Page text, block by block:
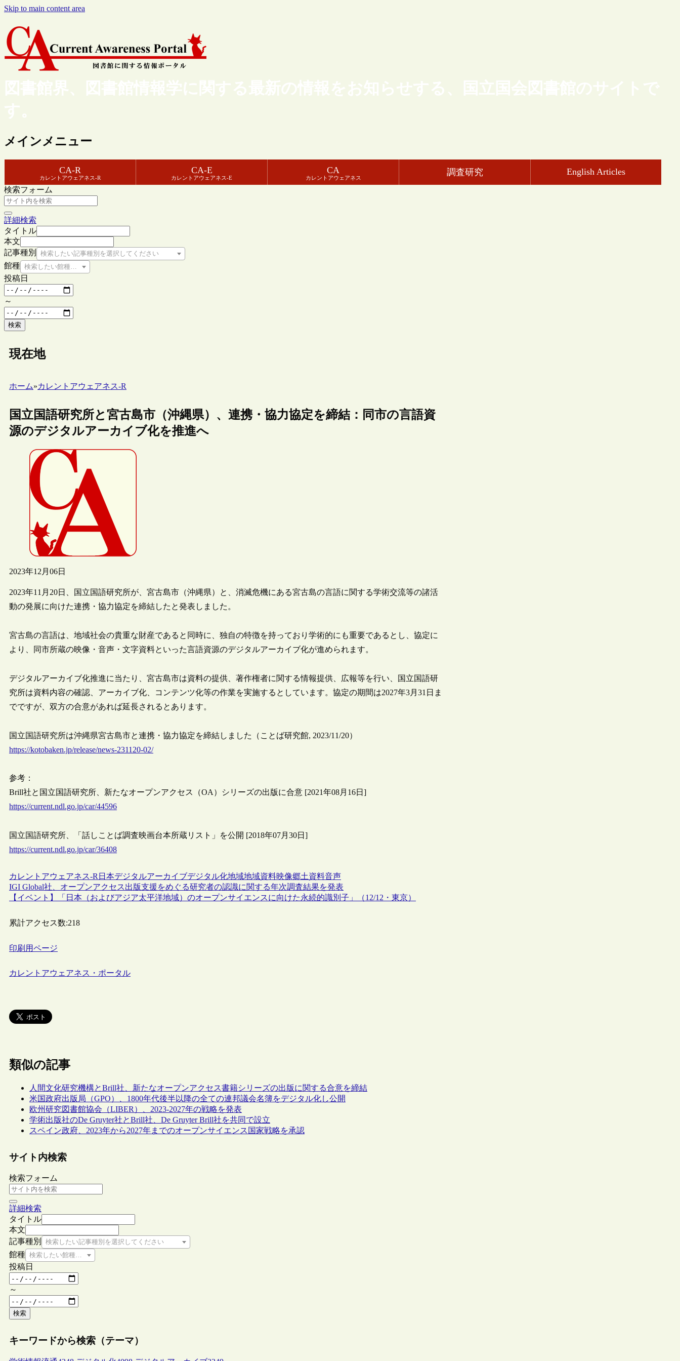
Skip to main content area
図書館界、図書館情報学に関する最新の情報をお知らせする、国立国会図書館のサイトで
す。
メインメニュー
CA-R
カレントアウェアネス-R
CA-E
カレントアウェアネス-E
CA
カレントアウェアネス
調査研究 English Articles
検索フォーム
詳細検索
タイトル
本文
記事種別
検索したい記事種別を選択してください
館種 検索したい館種を選択してください
投稿日
～
検索
現在地
ホーム»カレントアウェアネス-R
国立国語研究所と宮古島市（沖縄県）、連携・協力協定を締結：同市の言語資
源のデジタルアーカイブ化を推進へ
2023年12月06日
2023年11月20日、国立国語研究所が、宮古島市（沖縄県）と、消滅危機にある宮古島の言語に関する学術交流等の諸活
動の発展に向けた連携・協力協定を締結したと発表しました。
宮古島の言語は、地域社会の貴重な財産であると同時に、独自の特徴を持っており学術的にも重要であるとし、協定に
より、同市所蔵の映像・音声・文字資料といった言語資源のデジタルアーカイブ化が進められます。
デジタルアーカイブ化推進に当たり、宮古島市は資料の提供、著作権者に関する情報提供、広報等を行い、国立国語研
究所は資料内容の確認、アーカイブ化、コンテンツ化等の作業を実施するとしています。協定の期間は2027年3月31日ま
でですが、双方の合意があれば延長されるとあります。
国立国語研究所は沖縄県宮古島市と連携・協力協定を締結しました（ことば研究館, 2023/11/20）
https://kotobaken.jp/release/news-231120-02/
参考：
Brill社と国立国語研究所、新たなオープンアクセス（OA）シリーズの出版に合意 [2021年08月16日]
https://current.ndl.go.jp/car/44596
国立国語研究所、「話しことば調査映画台本所蔵リスト」を公開 [2018年07月30日]
https://current.ndl.go.jp/car/36408
カレントアウェアネス-R 日本デジタルアーカイブデジタル化地域地域資料映像郷土資料音声
IGI Global社、オープンアクセス出版支援をめぐる研究者の認識に関する年次調査結果を発表
【イベント】「日本（およびアジア太平洋地域）のオープンサイエンスに向けた永続的識別子」（12/12・東京）
累計アクセス数:218
印刷用ページ
カレントアウェアネス・ポータル
類似の記事
人間文化研究機構とBrill社、新たなオープンアクセス書籍シリーズの出版に関する合意を締結
米国政府出版局（GPO）、1800年代後半以降の全ての連邦議会名簿をデジタル化し公開
欧州研究図書館協会（LIBER）、2023-2027年の戦略を発表
学術出版社のDe Gruyter社とBrill社、De Gruyter Brill社を共同で設立
スペイン政府、2023年から2027年までのオープンサイエンス国家戦略を承認
サイト内検索
検索フォーム
詳細検索
タイトル
本文
記事種別
検索したい記事種別を選択してください
館種 検索したい館種を選択してください
投稿日
～
検索
キーワードから検索（テーマ）